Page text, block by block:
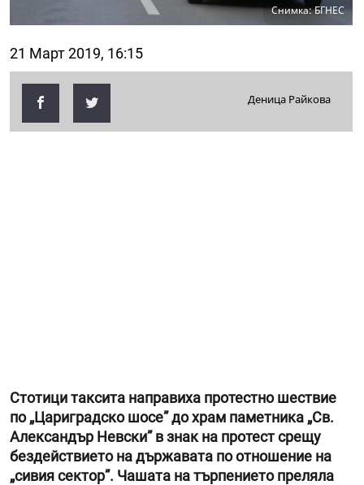
Снимка: БГНЕС
21 Март 2019, 16:15
Деница Райкова
Стотици таксита направиха протестно шествие
по „Цариградско шосе” до храм паметника „Св.
Александър Невски” в знак на протест срещу
бездействието на държавата по отношение на
„сивия сектор”. Чашата на търпението преляла